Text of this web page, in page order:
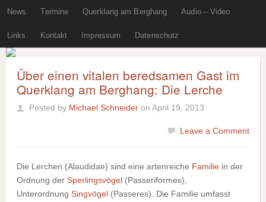
News Termine Querklang am Berghang Audio – Video
Links Kontakt Impressum Datenschutz
Über einen vitalen beredsamen Gast im
Querklang am Berghang: Die Lerche
Posted by Michael Schneider on April 19, 2013
Leave a Comment
Die Lerchen (Alaudidae) sind eine artenreiche Familie in der
Ordnung der Sperlingsvögel (Passeriformes),
Unterordnung Singvögel (Passeres). Die Familie umfasst